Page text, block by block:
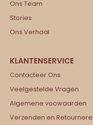
Ons Team
Stories
Ons Verhaal
Contacteer Ons
Veelgestelde Vragen
Algemene voowaarden
Verzenden en